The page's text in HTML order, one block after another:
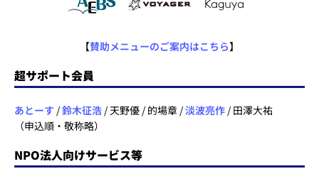
【賛助メニューのご案内はこちら】
超サポート会員
あとーす /鈴木征浩 / 天野優 / 的場章 /淡波亮作 / 田澤大祐
（申込順・敬称略）
NPO法人向けサービス等